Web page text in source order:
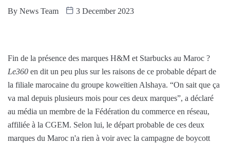
By News Team 3 December 2023
Fin de la présence des marques H&M et Starbucks au Maroc ?
Le360 en dit un peu plus sur les raisons de ce probable départ de
la filiale marocaine du groupe koweïtien Alshaya. “On sait que ça
va mal depuis plusieurs mois pour ces deux marques”, a déclaré
au média un membre de la Fédération du commerce en réseau,
affiliée à la CGEM. Selon lui, le départ probable de ces deux
marques du Maroc n'a rien à voir avec la campagne de boycott